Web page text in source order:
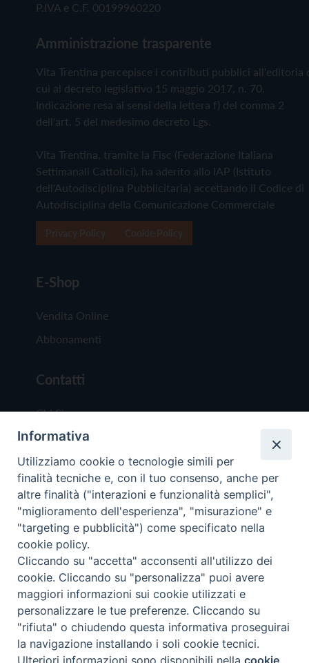
P.IVA e C.F. 00199960220
Amministrazione trasparente
Vita Trentina percepisce i contributi pubblici all'editoria
cui al decreto legislativo 15 maggio 2017, n. 70.
Indicazione resa ai sensi della lettera f) del comma 2
dell'art. 5 del medesimo decreto Lgs.
Vita Trentina, tramite la Fisc (Federazione Italiana
Settimanali Cattolici), ha aderito allo IAP (Istituto
dell'Autodisciplina Pubblicitaria) accettando il Codice di
Autodisciplina della Comunicazione Commerciale
E-Shop
Vendita Online
Abbonamenti
Contatti
Chi Siamo
Redazione
Scrivici
Copyright © 2019 - Tutti i diritti riservati - Vita
Trentina Editrice
Privacy Policy
Torna
Informativa
Utilizziamo cookie o tecnologie simili per
finalità tecniche e, con il tuo consenso, anche per
altre finalità ("interazioni e funzionalità semplici",
"miglioramento dell'esperienza", "misurazione" e
"targeting e pubblicità") come specificato nella
cookie policy.
Cliccando su "accetta" acconsenti all'utilizzo dei
cookie. Cliccando su "personalizza" puoi avere
maggiori informazioni sui cookie utilizzati e
personalizzare le tue preferenze. Cliccando su
"rifiuta" o chiudendo questa informativa proseguirai
la navigazione installando i soli cookie tecnici.